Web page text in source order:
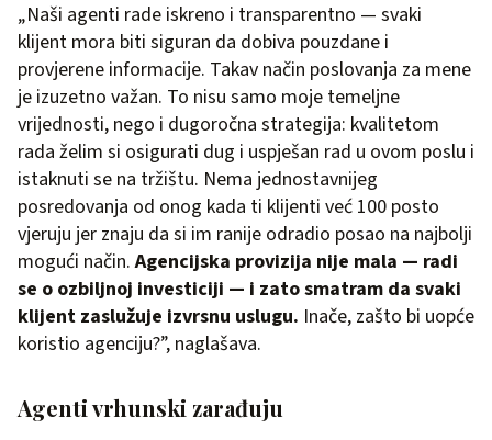
„Naši agenti rade iskreno i transparentno — svaki
klijent mora biti siguran da dobiva pouzdane i
provjerene informacije. Takav način poslovanja za mene
je izuzetno važan. To nisu samo moje temeljne
vrijednosti, nego i dugoročna strategija: kvalitetom
rada želim si osigurati dug i uspješan rad u ovom poslu i
istaknuti se na tržištu. Nema jednostavnijeg
posredovanja od onog kada ti klijenti već 100 posto
vjeruju jer znaju da si im ranije odradio posao na najbolji
mogući način.Agencijska provizija nije mala — radi
se o ozbiljnoj investiciji — i zato smatram da svaki
klijent zaslužuje izvrsnu uslugu. Inače, zašto bi uopće
koristio agenciju?”, naglašava.
Agenti vrhunski zarađuju